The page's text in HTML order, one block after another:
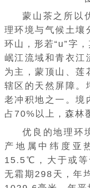
蒙山茶之所以
理环境与气候土壤
环山，形若“u”字
岷江流域和青衣江
为主，蒙顶山、莲
辖区的天然屏障。
老冲积地之一。境
占70%以上，森林
优良的地理环
产地属中纬度亚
15.5℃，大于或
无霜期298天，年